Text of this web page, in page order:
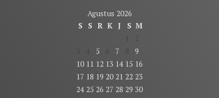
Agustus 2026
S
S R K J S M
5 7
9
10 11 12 13 14 15 16
17 18 19 20 21 22 23
24 25 26 27 28 29 30